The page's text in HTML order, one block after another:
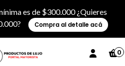
es de $300.000 ¿Quieres
Compra al detalle acá
0